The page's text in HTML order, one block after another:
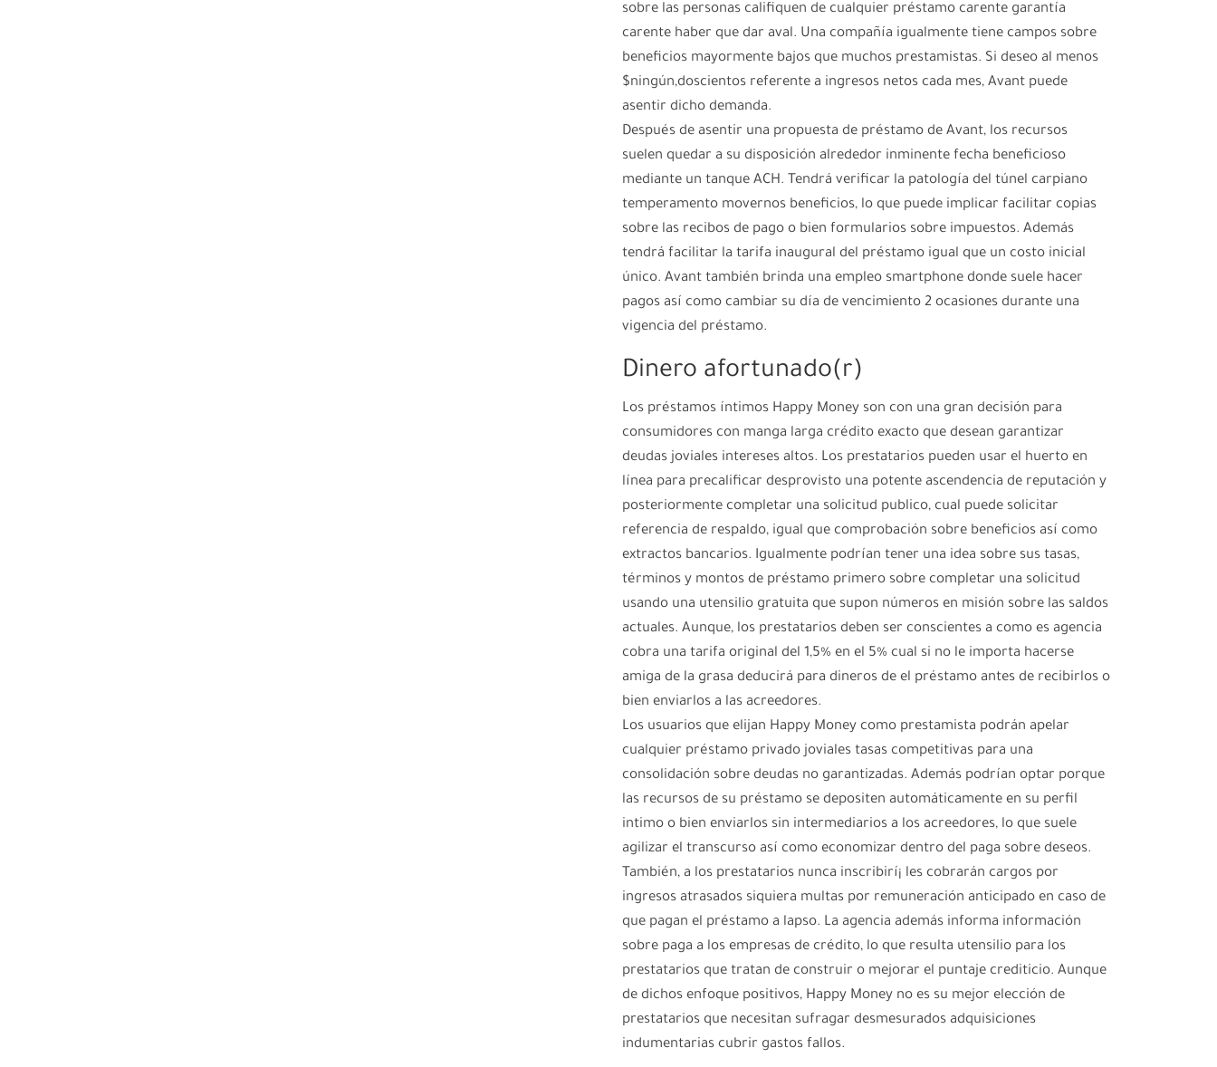
sobre las personas califiquen de cualquier préstamo carente garantía
carente haber que dar aval. Una compañía igualmente tiene campos sobre
beneficios mayormente bajos que muchos prestamistas. Si deseo al menos
$ningún,doscientos referente a ingresos netos cada mes, Avant puede
asentir dicho demanda.
Después de asentir una propuesta de préstamo de Avant, los recursos
suelen quedar a su disposición alrededor inminente fecha beneficioso
mediante un tanque ACH. Tendrá verificar la patologí­a del túnel carpiano
temperamento movernos beneficios, lo que puede implicar facilitar copias
sobre las recibos de pago o bien formularios sobre impuestos. Además
tendrá facilitar la tarifa inaugural del préstamo igual que un costo inicial
único. Avant también brinda una empleo smartphone donde suele hacer
pagos así­ como cambiar su día de vencimiento 2 ocasiones durante una
vigencia del préstamo.
Dinero afortunado(r)
Los préstamos íntimos Happy Money son con una gran decisión para
consumidores con manga larga crédito exacto que desean garantizar
deudas joviales intereses altos. Los prestatarios pueden usar el huerto en
línea para precalificar desprovisto una potente ascendencia de reputación y
posteriormente completar una solicitud publico, cual puede solicitar
referencia de respaldo, igual que comprobación sobre beneficios así­ como
extractos bancarios. Igualmente podrían tener una idea sobre sus tasas,
términos y montos de préstamo primero sobre completar una solicitud
usando una utensilio gratuita que supon números en misión sobre las saldos
actuales. Aunque, los prestatarios deben ser conscientes a como es agencia
cobra una tarifa original del 1,5% en el ​​5% cual si no le importa hacerse
amiga de la grasa deducirá para dineros de el préstamo antes de recibirlos o
bien enviarlos a las acreedores.
Los usuarios que elijan Happy Money como prestamista podrán apelar
cualquier préstamo privado joviales tasas competitivas para una
consolidación sobre deudas no garantizadas. Además podrían optar porque
las recursos de su préstamo se depositen automáticamente en su perfil
intimo o bien enviarlos sin intermediarios a los acreedores, lo que suele
agilizar el transcurso así­ como economizar dentro del paga sobre deseos.
También, a los prestatarios nunca inscribirí¡ les cobrarán cargos por
ingresos atrasados ​​siquiera multas por remuneración anticipado en caso de
que pagan el préstamo a lapso. La agencia además informa información
sobre paga a los empresas de crédito, lo que resulta utensilio para los
prestatarios que tratan de construir o mejorar el puntaje crediticio. Aunque
de dichos enfoque positivos, Happy Money no es su mejor elección de
prestatarios que necesitan sufragar desmesurados adquisiciones
indumentarias cubrir gastos fallos.